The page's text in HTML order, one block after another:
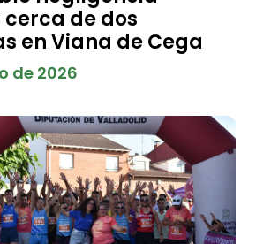
de dos
en Viana de Cega
de 2026